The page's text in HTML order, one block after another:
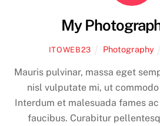
My
ITOWEB23 Photography
Mauris pulvinar, massa eget
nisl vulputate mi, ut
Interdum et malesuada fames
faucibus. Curabitur